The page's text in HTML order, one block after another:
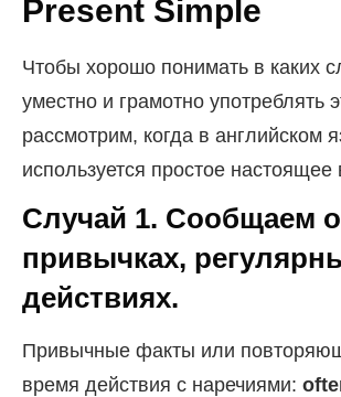
Present Simple
Чтобы хорошо понимать в каких
уместно и грамотно употреблять
рассмотрим, когда в английском
используется простое настоящее
Случай 1. Сообщаем о
привычках,
действиях.
Привычные факты или
время действия с наречиями: